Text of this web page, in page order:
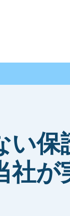
い保
社が